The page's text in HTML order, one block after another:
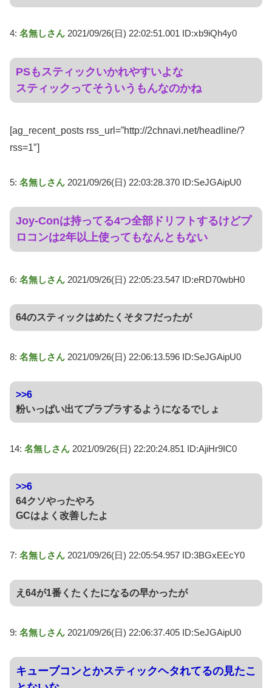
4: 名無しさん 2021/09/26(日) 22:02:51.001 ID:xb9iQh4y0
PSもスティックいかれやすいよな
スティックってそういうもんなのかね
[ag_recent_posts rss_url=”http://2chnavi.net/headline/?
rss=1″]
5: 名無しさん 2021/09/26(日) 22:03:28.370 ID:SeJGAipU0
Joy-Conは持ってる4つ全部ドリフトするけどプ
ロコンは2年以上使ってもなんともない
6: 名無しさん 2021/09/26(日) 22:05:23.547 ID:eRD70wbH0
64のスティックはめたくそタフだったが
8: 名無しさん 2021/09/26(日) 22:06:13.596 ID:SeJGAipU0
>>6
粉いっぱい出てプラプラするようになるでしょ
14: 名無しさん 2021/09/26(日) 22:20:24.851 ID:AjiHr9IC0
>>6
64クソやったやろ
GCはよく改善したよ
7: 名無しさん 2021/09/26(日) 22:05:54.957 ID:3BGxEEcY0
え64が1番くたくたになるの早かったが
9: 名無しさん 2021/09/26(日) 22:06:37.405 ID:SeJGAipU0
キューブコンとかスティックヘタれてるの見たこ